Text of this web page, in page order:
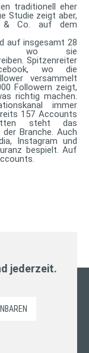
traditionell eher
Studie zeigt aber,
& Co. auf dem
auf insgesamt 28
wo sie
Spitzenreiter
wo die
versammelt
Followern zeigt,
richtig machen.
immer
157 Accounts
steht das
Branche. Auch
Instagram und
bespielt. Auf
jederzeit.